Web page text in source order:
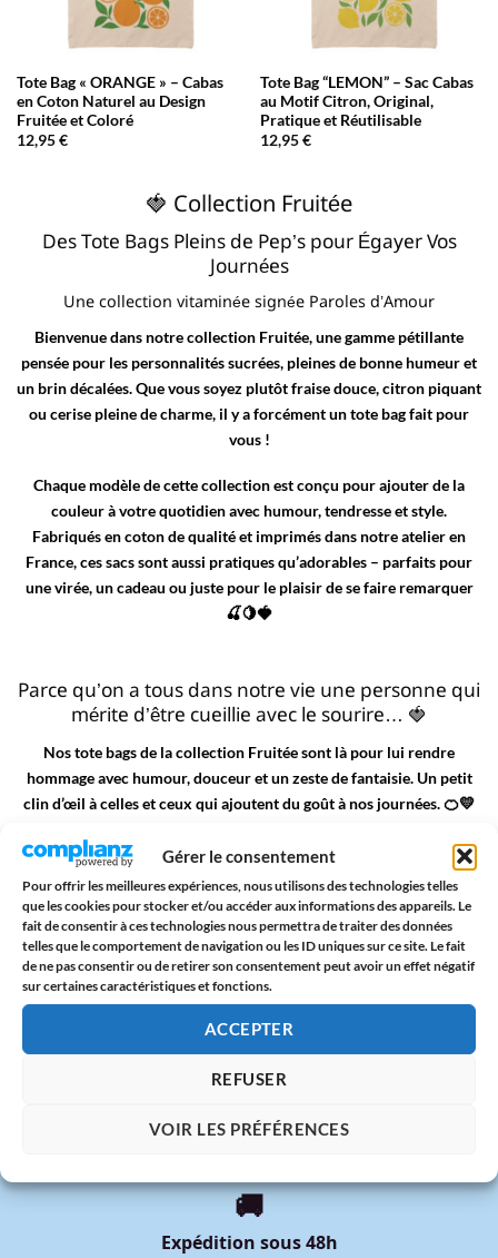
Gérer le consentement
Pour offrir les meilleures expériences, nous utilisons des technologies telles
que les cookies pour stocker et/ou accéder aux informations des appareils. Le
fait de consentir à ces technologies nous permettra de traiter des données
telles que le comportement de navigation ou les ID uniques sur ce site. Le fait
de ne pas consentir ou de retirer son consentement peut avoir un effet négatif
sur certaines caractéristiques et fonctions.
ACCEPTER
REFUSER
VOIR LES PRÉFÉRENCES
Tote Bag « ORANGE » – Cabas
en Coton Naturel au Design
Fruitée et Coloré
12,95€
Tote Bag “LEMON” – Sac Cabas
au Motif Citron, Original,
Pratique et Réutilisable
12,95€
🍓 Collection Fruitée
Des Tote Bags Pleins de Pep’s pour Égayer Vos
Journées
Une collection vitaminée signée Paroles d’Amour
Bienvenue dans notre collection Fruitée, une gamme pétillante
pensée pour les personnalités sucrées, pleines de bonne humeur et
un brin décalées. Que vous soyez plutôt fraise douce, citron piquant
ou cerise pleine de charme, il y a forcément un tote bag fait pour
vous !
Chaque modèle de cette collection est conçu pour ajouter de la
couleur à votre quotidien avec humour, tendresse et style.
Fabriqués en coton de qualité et imprimés dans notre atelier en
France, ces sacs sont aussi pratiques qu’adorables – parfaits pour
une virée, un cadeau ou juste pour le plaisir de se faire remarquer
🍒🍋🍓
Parce qu’on a tous dans notre vie une personne qui
mérite d’être cueillie avec le sourire… 🍓
Nos tote bags de la collection Fruitée sont là pour lui rendre
hommage avec humour, douceur et un zeste de fantaisie. Un petit
clin d’œil à celles et ceux qui ajoutent du goût à nos journées. 🍊💛
Et si ce sac fruité parlait un peu de vous aussi…? 🍍
Retour aux collections
🚚
Expédition sous 48h